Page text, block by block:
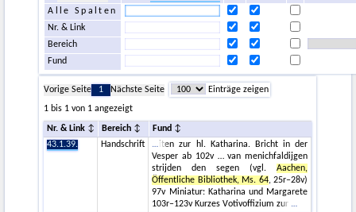
Alle Spalten
Nr. & Link
Bereich
Fund
Vorige Seite 1 Nächste Seite
Einträge zeigen
1 bis 1 von 1 angezeigt
Nr. & Link Bereich
Fund
43.1.39.
Handschrift
iten zur hl. Katharina. Bricht in der
Vesper ab 102v … van menichfaldijgen
strijden den segen (vgl.Aachen,
Öffentliche Bibliothek, Ms. 64, 25r–28v)
97v Miniatur: Katharina und Margarete
103r–123v Kurzes Votivoffizium zur